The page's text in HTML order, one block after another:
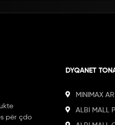
për çdo
DYQANET
MINIMAX
ALBI MALL